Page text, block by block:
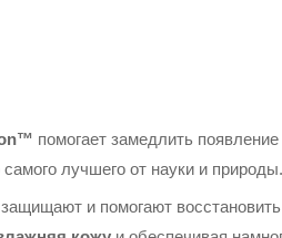
помогает замедлить
лучшего от науки и природы.
защищают и помогают